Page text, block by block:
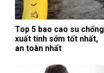
Top 5 bao cao su chống
xuất tinh sớm tốt nhất,
an toàn nhất